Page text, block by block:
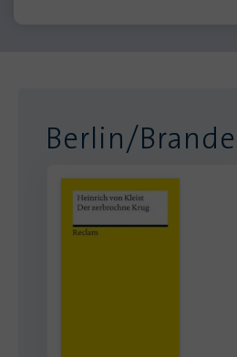
Berlin/